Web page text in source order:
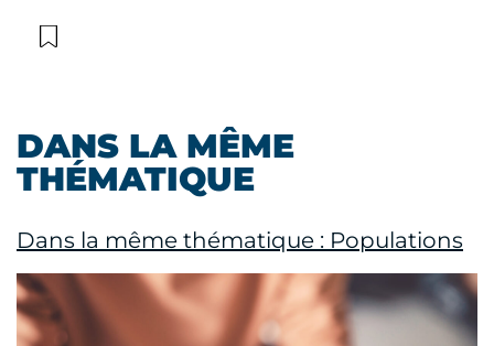
DANS LA MÊME
THÉMATIQUE
Dans la même thématique : Populations